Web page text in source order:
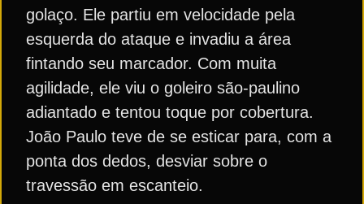
golaço. Ele partiu em velocidade pela
esquerda do ataque e invadiu a área
fintando seu marcador. Com muita
agilidade, ele viu o goleiro são-paulino
adiantado e tentou toque por cobertura.
João Paulo teve de se esticar para, com a
ponta dos dedos, desviar sobre o
travessão em escanteio.